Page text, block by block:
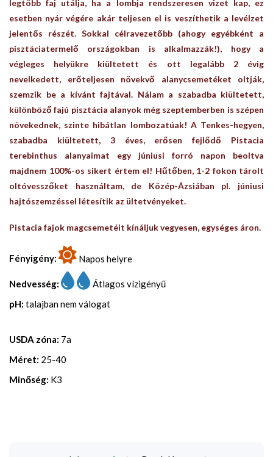
legtöbb faj utálja, ha a lombja rendszeresen vizet kap, ez
esetben nyár végére akár teljesen el is veszíthetik a levélzet
jelentős részét. Sokkal célravezetőbb (ahogy egyébként a
pisztáciatermelő országokban is alkalmazzák!), hogy a
végleges helyükre kiültetett és ott legalább 2 évig
nevelkedett, erőteljesen növekvő alanycsemetéket oltják,
szemzik be a kívánt fajtával. Nálam a szabadba kiültetett,
különböző fajú pisztácia alanyok még szeptemberben is szépen
növekednek, szinte hibátlan lombozatúak! A Tenkes-hegyen,
szabadba kiültetett, 3 éves, erősen fejlődő Pistacia
terebinthus alanyaimat egy júniusi forró napon beoltva
majdnem 100%-os sikert értem el! Hűtőben, 1-2 fokon tárolt
oltóvesszőket használtam, de Közép-Ázsiában pl. júniusi
hajtószemzéssel létesítik az ültetvényeket.
Pistacia fajok magcsemetéit kínáljuk vegyesen, egységes áron.
Fényigény: Napos helyre
Nedvesség:
Átlagos vízigényű
pH: talajban nem válogat
USDA zóna: 7a
Méret: 25-40
Minőség: K3